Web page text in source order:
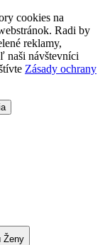
cookies na
Radi by
reklamy,
naši návštevníci
Zásady ochrany
Ženy